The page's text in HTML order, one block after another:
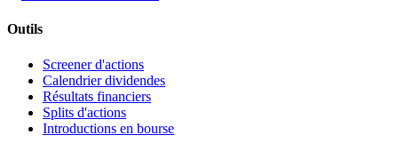
Outils
Screener d'actions
Calendrier dividendes
Résultats financiers
Splits d'actions
Introductions en bourse